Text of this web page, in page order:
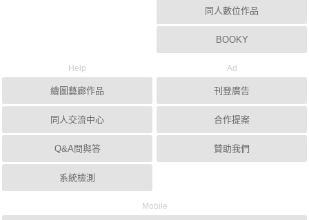
同人數位作品
BOOKY
Help
繪圖藝廊作品
同人交流中心
Q&A問與答
系統檢測
Ad
刊登廣告
合作提案
贊助我們
Mobile